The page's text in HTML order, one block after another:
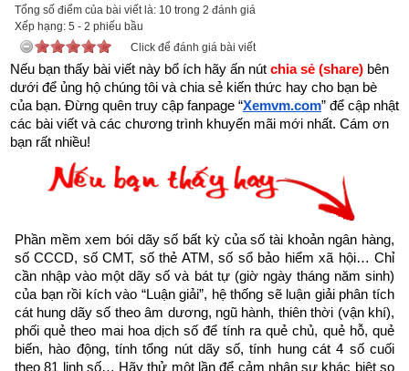
0926.138.186 để nhận trực tiếp file pdf.
Sau đây là Câu chuyện về Gia tài của ông Ditto được trích từ
Cuốn “Hạt giống tâm hồn tập 10” của nhà xuất bản tổng hợp
TP. Hồ Chí Minh
Món quà quý giá nhất mà bạn có thể trao tặng cho người khác
chính là sự quan tâm chân thành.
Tôi đứng lặng bên giường vào thời khắc cuối cùng trước khi
ông Ditto rời xa thế giới. Giữa màu trắng của gối và ga
giường, người đàn ông da đen ấy nhỏ bé một cách tội nghiệp.
Đầu ông như lọt giữa tấm áo gối. Tôi không còn thấy nhịp tim
của ông. Dường như linh hồn ông đang lìa khỏi xác tựa như
một con bướm đêm mới lột xác nhẹ nhàng nâng đôi cánh yếu
Tổng số điểm của bài viết là: 10 trong 2 đánh giá
Xếp hạng: 5 - 2 phiếu bầu
Click để đánh giá bài viết
Nếu bạn thấy bài viết này bổ ích hãy ấn nút chia sẻ (share) bên
dưới để ủng hộ chúng tôi và chia sẻ kiến thức hay cho bạn bè
của bạn. Đừng quên truy cập fanpage “Xemvm.com” để cập nhật
các bài viết và các chương trình khuyến mãi mới nhất. Cám ơn
bạn rất nhiều!
Phần mềm xem bói dãy số bất kỳ của số tài khoản ngân hàng,
số CCCD, số CMT, số thẻ ATM, số sổ bảo hiểm xã hội… Chỉ
cần nhập vào một dãy số và bát tự (giờ ngày tháng năm sinh)
của bạn rồi kích vào “Luận giải”, hệ thống sẽ luận giải phân tích
cát hung dãy số theo âm dương, ngũ hành, thiên thời (vận khí),
phối quẻ theo mai hoa dịch số để tính ra quẻ chủ, quẻ hỗ, quẻ
biến, hào động, tính tổng nút dãy số, tính hung cát 4 số cuối
theo 81 linh số… Hãy thử một lần để cảm nhận sự khác biệt so